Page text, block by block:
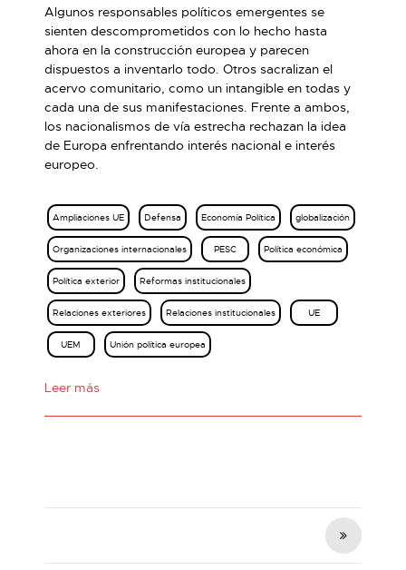
Algunos responsables políticos emergentes se
sienten descomprometidos con lo hecho hasta
ahora en la construcción europea y parecen
dispuestos a inventarlo todo. Otros sacralizan el
acervo comunitario, como un intangible en todas y
cada una de sus manifestaciones. Frente a ambos,
los nacionalismos de vía estrecha rechazan la idea
de Europa enfrentando interés nacional e interés
europeo.
Ampliaciones UE Defensa Economía Política globalización
Organizaciones internacionales PESC Política económica
Política exterior Reformas institucionales
Relaciones exteriores Relaciones institucionales UE
UEM Unión política europea
Leer más